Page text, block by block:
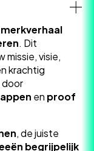
merkverhaal
. Dit
visie,
krachtig
door
en proof
, de juiste
begrijpelijk